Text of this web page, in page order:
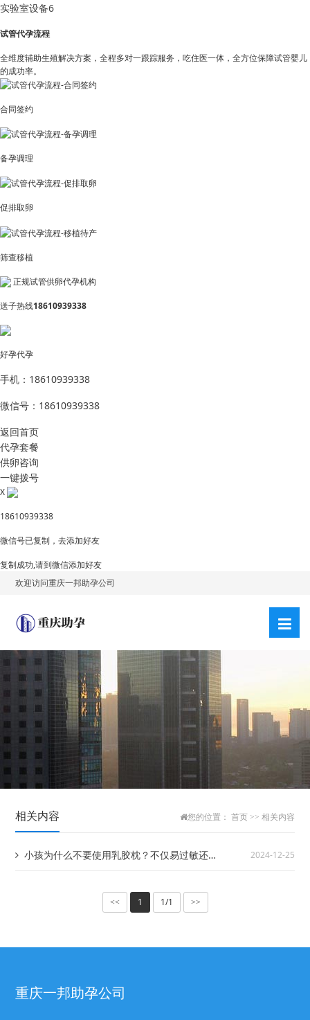
实验室设备6
试管代孕流程
全维度辅助生殖解决方案，全程多对一跟踪服务，吃住医一体，全方位保障试管婴儿
的成功率。
合同签约
备孕调理
促排取卵
筛查移植
正规试管供卵代孕机构
送子热线18610939338
好孕代孕
手机：18610939338
微信号：18610939338
返回首页
代孕套餐
供卵咨询
一键拨号
X
18610939338
微信号已复制，去添加好友
复制成功,请到微信添加好友
欢迎访问重庆一邦助孕公司
相关内容 您的位置： 首页>> 相关内容
小孩为什么不要使用乳胶枕？不仅易过敏还会
2024-12-25
<< 1 1/1 >>
重庆一邦助孕公司